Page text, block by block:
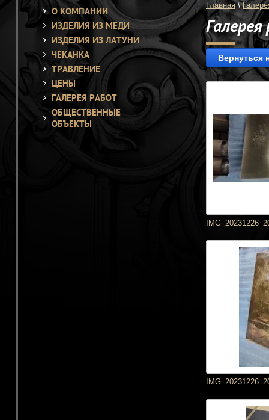
О КОМПАНИИ
ИЗДЕЛИЯ ИЗ МЕДИ
ИЗДЕЛИЯ ИЗ ЛАТУНИ
ЧЕКАНКА
ТРАВЛЕНИЕ
ЦЕНЫ
ГАЛЕРЕЯ РАБОТ
ОБЩЕСТВЕННЫЕ
ОБЪЕКТЫ
Главная \
Вернуться